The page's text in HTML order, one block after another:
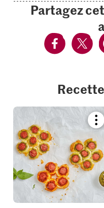
Partagez
add
it
to